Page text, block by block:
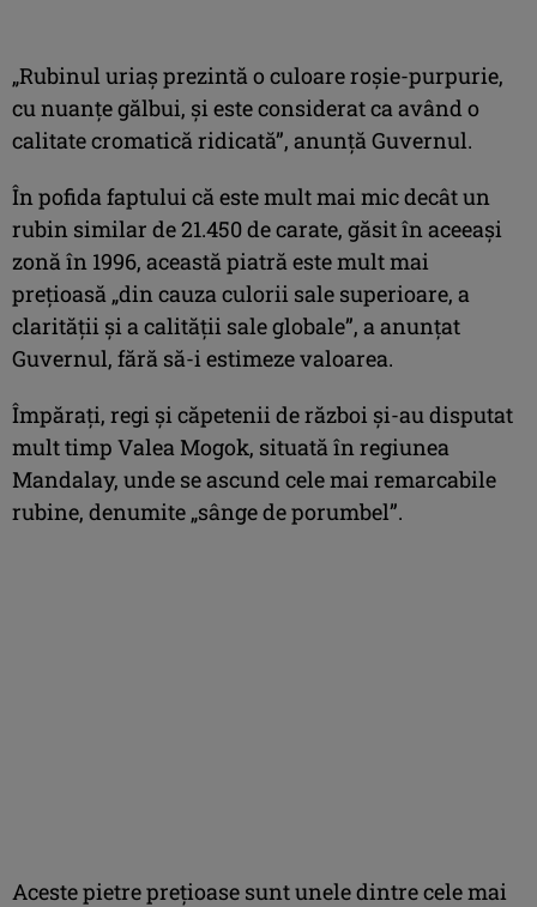
„Rubinul uriaş prezintă o culoare roşie-purpurie,
cu nuanţe gălbui, şi este considerat ca având o
calitate cromatică ridicată”, anunţă Guvernul.
În pofida faptului că este mult mai mic decât un
rubin similar de 21.450 de carate, găsit în aceeaşi
zonă în 1996, această piatră este mult mai
preţioasă „din cauza culorii sale superioare, a
clarităţii şi a calităţii sale globale”, a anunţat
Guvernul, fără să-i estimeze valoarea.
Împăraţi, regi şi căpetenii de război şi-au disputat
mult timp Valea Mogok, situată în regiunea
Mandalay, unde se ascund cele mai remarcabile
rubine, denumite „sânge de porumbel”.
Aceste pietre preţioase sunt unele dintre cele mai